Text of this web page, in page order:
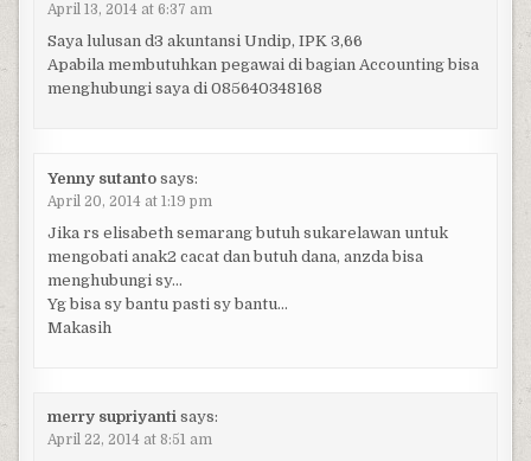
April 13, 2014 at 6:37 am
Saya lulusan d3 akuntansi Undip, IPK 3,66
Apabila membutuhkan pegawai di bagian Accounting bisa
menghubungi saya di 085640348168
Yenny sutanto says:
April 20, 2014 at 1:19 pm
Jika rs elisabeth semarang butuh sukarelawan untuk
mengobati anak2 cacat dan butuh dana, anzda bisa
menghubungi sy…
Yg bisa sy bantu pasti sy bantu…
Makasih
merry supriyanti says:
April 22, 2014 at 8:51 am